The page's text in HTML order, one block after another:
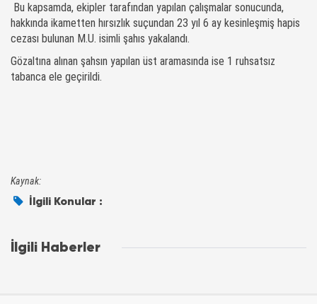
Bu kapsamda, ekipler tarafından yapılan çalışmalar sonucunda,
hakkında ikametten hırsızlık suçundan 23 yıl 6 ay kesinleşmiş hapis
cezası bulunan M.U. isimli şahıs yakalandı.
Gözaltına alınan şahsın yapılan üst aramasında ise 1 ruhsatsız
tabanca ele geçirildi.
Kaynak:
İlgili Konular :
İlgili Haberler